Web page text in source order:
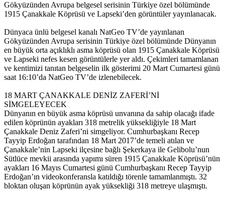
Gökyüzünden Avrupa belgesel serisinin Türkiye özel bölümünde
1915 Çanakkale Köprüsü ve Lapseki’den görüntüler yayınlanacak.
Dünyaca ünlü belgesel kanalı NatGeo TV’de yayınlanan
Gökyüzünden Avrupa serisinin Türkiye özel bölümünde Dünyanın
en büyük orta açıklıklı asma köprüsü olan 1915 Çanakkale Köprüsü
ve Lapseki nefes kesen görüntülerle yer aldı. Çekimleri tamamlanan
ve kentimizi tanıtan belgeselin ilk gösterimi 20 Mart Cumartesi günü
saat 16:10’da NatGeo TV’de izlenebilecek.
18 MART ÇANAKKALE DENİZ ZAFERİ’Nİ
SİMGELEYECEK
Dünyanın en büyük asma köprüsü unvanına da sahip olacağı ifade
edilen köprünün ayakları 318 metrelik yüksekliğiyle 18 Mart
Çanakkale Deniz Zaferi’ni simgeliyor. Cumhurbaşkanı Recep
Tayyip Erdoğan tarafından 18 Mart 2017’de temeli atılan ve
Çanakkale’nin Lapseki ilçesine bağlı Şekerkaya ile Gelibolu’nun
Sütlüce mevkii arasında yapımı süren 1915 Çanakkale Köprüsü’nün
ayakları 16 Mayıs Cumartesi günü Cumhurbaşkanı Recep Tayyip
Erdoğan’ın videokonferansla katıldığı törenle tamamlanmıştı. 32
bloktan oluşan köprünün ayak yüksekliği 318 metreye ulaşmıştı.